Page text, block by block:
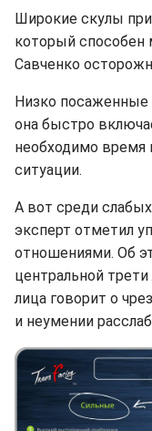
Широкие скулы
который
Савченко
Низко посаженные
она быстро
необходимо время
ситуации.
А вот среди
эксперт отметил
отношениями. Об
центральной
лица говорит о
и неумении